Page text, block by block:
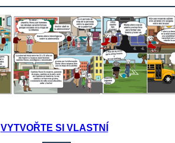
VYTVOŘTE SI VLASTNÍ